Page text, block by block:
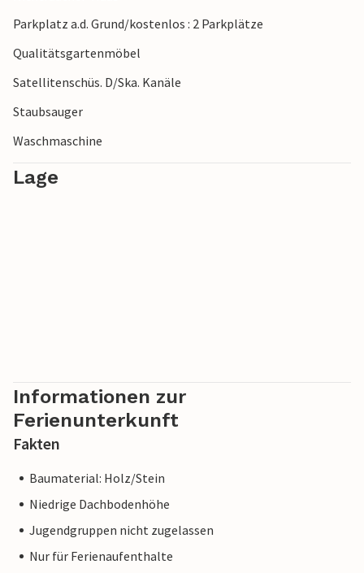
Parkplatz a.d. Grund/kostenlos : 2 Parkplätze
Qualitätsgartenmöbel
Satellitenschüs. D/Ska. Kanäle
Staubsauger
Waschmaschine
Lage
Informationen zur
Ferienunterkunft
Fakten
Baumaterial: Holz/Stein
Niedrige Dachbodenhöhe
Jugendgruppen nicht zugelassen
Nur für Ferienaufenthalte